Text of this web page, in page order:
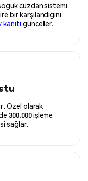
cüzdan sistemi
bir karşılandığını
günceller.
Özel olarak
300.000 işleme
sağlar.